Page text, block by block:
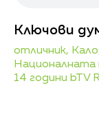
Ключови
отличник,
Националната
14 години bTV